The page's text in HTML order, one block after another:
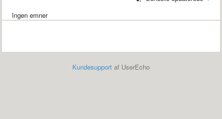
Ingen emner
Kundesupport af UserEcho